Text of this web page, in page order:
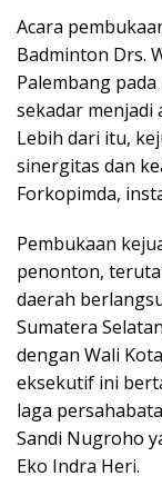
​Acara
Badminton Drs.
Palembang
sekadar menjadi
Lebih dari itu,
sinergitas dan
Forkopimda,
​Pembukaan
penonton,
daerah
Sumatera
dengan Wali
eksekutif ini
laga
Sandi Nugroho
Eko Indra Heri.